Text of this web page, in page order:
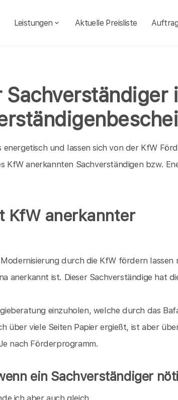
Leistungen Aktuelle Preisliste
Sachverständiger
energetisch und lassen sich von der KfW
KfW anerkannten Sachverständigen bzw.
KfW anerkannter
durch die KfW fördern
anerkannt ist. Dieser Sachverständige hat
einzuholen, welche durch das
über viele Seiten Papier ergießt, ist aber
nach Förderprogramm.
ein Sachverständiger